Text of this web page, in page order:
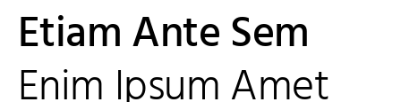
Etiam Ante Sem
Enim Ipsum Amet